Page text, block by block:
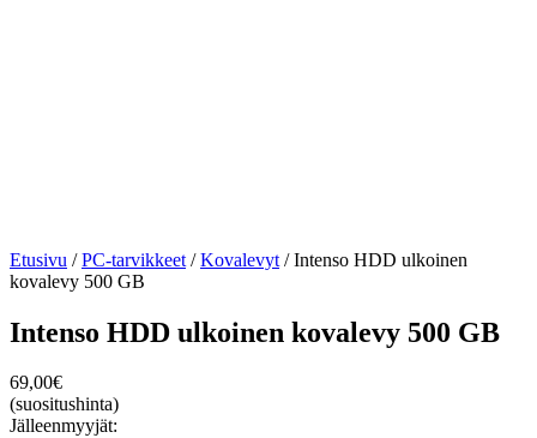
Etusivu /PC-tarvikkeet /Kovalevyt / Intenso HDD ulkoinen
kovalevy 500 GB
Intenso HDD ulkoinen kovalevy 500 GB
69,00€
(suositushinta)
Jälleenmyyjät: